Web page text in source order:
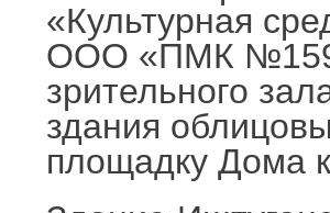
«Культурная
ООО «ПМК
зрительного
здания
площадку Дома